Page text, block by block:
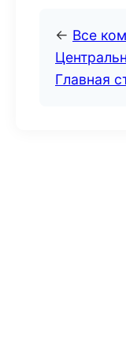
← Все
Главная